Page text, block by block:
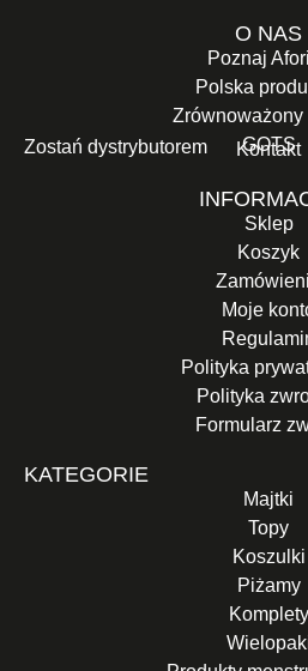
O NAS
Poznaj
Polska
Zrównoważony
GOTS
Zostań dystrybutorem Kontakt
Sklep
Koszyk
Moje
Polityka
Polityka
Formularz
KATEGORIE
Majtki
Topy
Koszulki
Piżamy
Komplety